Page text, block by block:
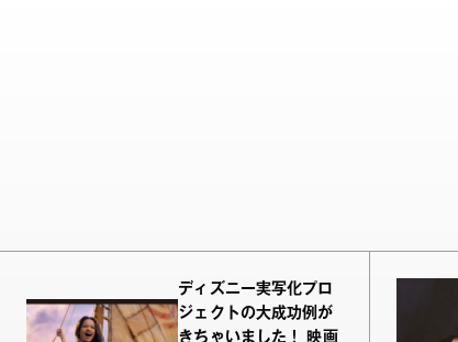
ディズニー実写化プロ
ジェクトの大成功例が
きちゃいました！ 映画